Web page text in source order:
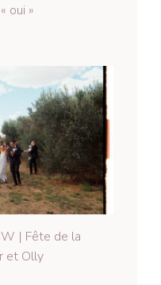
oui »
| Fête de la
et Olly